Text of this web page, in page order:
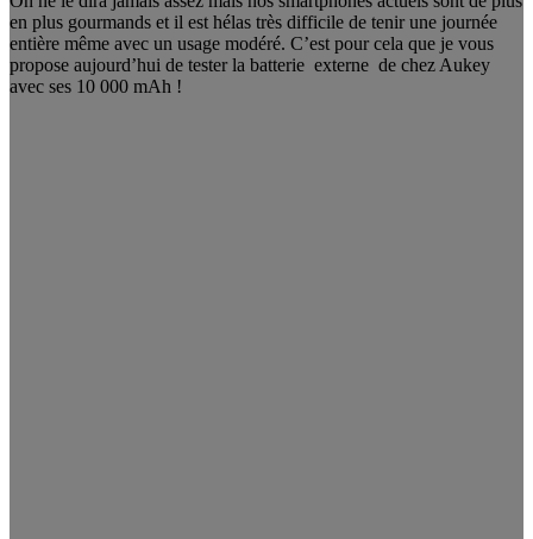
en plus gourmands et il est hélas très difficile de tenir une journée
entière même avec un usage modéré. C’est pour cela que je vous
propose aujourd’hui de tester la batterie externe de chez Aukey
avec ses 10 000 mAh !